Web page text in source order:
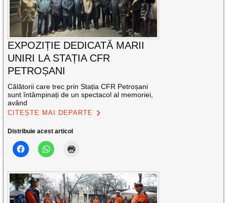
EXPOZIȚIE DEDICATĂ MARII
UNIRI LA STAȚIA CFR
PETROȘANI
Călătorii care trec prin Stația CFR Petroșani
sunt întâmpinați de un spectacol al memoriei,
având
CITEȘTE MAI DEPARTE
Distribuie acest articol